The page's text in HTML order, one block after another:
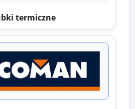
termiczne